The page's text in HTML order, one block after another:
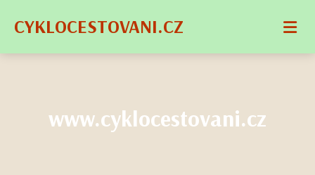
CYKLOCESTOVANI.CZ
www.cyklocestovani.cz